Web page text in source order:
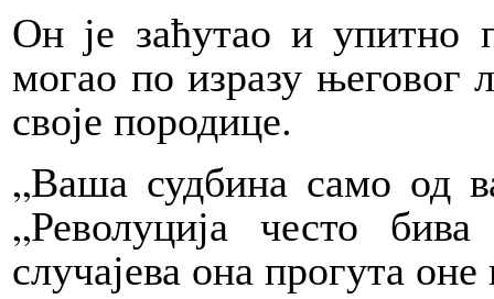
Он је заћутао и упитно
могао по изразу његовог
своје породице.
„Ваша судбина само од
„Револуција често
случајева она прогута